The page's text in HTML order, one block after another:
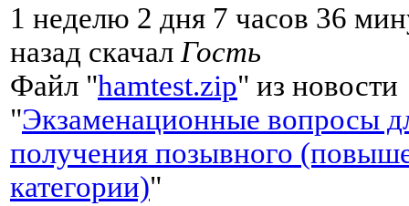
1 неделю 2 дня 7 часов 36
назад скачал Гость
Файл "hamtest.zip" из новости
"Экзаменационные вопросы
получения позывного
категории)"